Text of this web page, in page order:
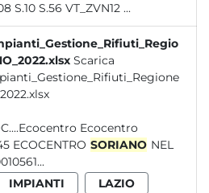
S.07A S.07B S.08 S.10 S.56 VT_ZVN12 ...
Scarica
Ecocentro
ok 45 ECOCENTRO SORIANO NEL
IMPIANTI
LAZIO